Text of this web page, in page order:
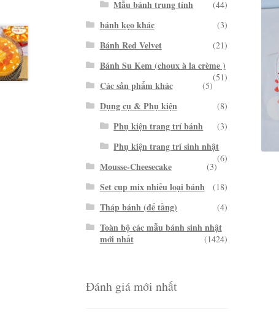
Mẫu bánh trung tính (44)
bánh kẹo khác (3)
Bánh Red Velvet (21)
Bánh Su Kem (choux à la crème )
(51)
Các sản phẩm khác (5)
Dụng cụ & Phụ kiện (8)
Phụ kiện trang trí bánh (3)
Phụ kiện trang trí sinh nhật
(6)
Mousse-Cheesecake (3)
Set cup mix nhiều loại bánh (18)
Tháp bánh (đế tầng) (4)
Toàn bộ các mẫu bánh sinh nhật
mới nhất
(1424)
Đánh giá mới nhất